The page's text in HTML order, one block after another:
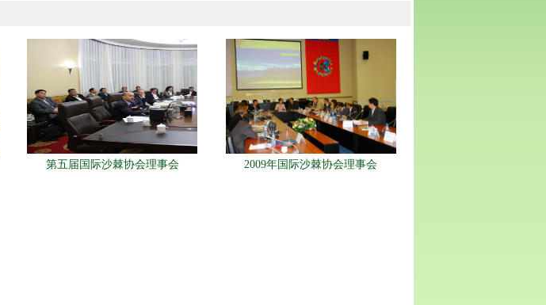
第五届国际沙棘协会理事会 2009年国际沙棘协会理事会